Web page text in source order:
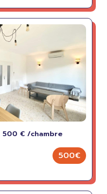
500 € /chambre
500€